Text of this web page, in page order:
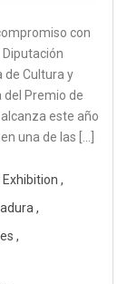
con
de Cultura y
del Premio de
este año
una de las […]